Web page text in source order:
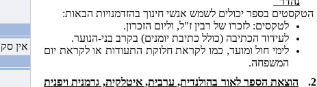
סיום
אין
הטקסטים בספר יכולים לשמש אנשי חינוך בהזדמנויות הבאות:
לטקסים: לזכרו של רבין ז"ל, וליום הזכרון.
לעידוד הכתיבה (כולל כתיבת יומנים) בקרב בני-הנוער.
לימי חול ומועד, כמו לקראת חלוקת התעודות או לקראת יום
המשפחה.
2.
הוצאת הספר לאור בהולנדית, ערבית, איטלקית, גרמנית ויפנית